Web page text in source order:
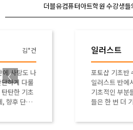
더블유컴퓨터아트학원 수강생
포토샵 기초반 수업 때 너무 잘 가
일러스트 반에서 또 만나서 너무
기초적인 부분들을 체계적으로 설
들은 한 번 더 기억할 수 있도록 강
신경써주셔서 좋았던 것 같습니다. 고생많으셨습니다. 감